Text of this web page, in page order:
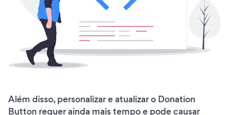
Além disso, personalizar e atualizar o Donation
Button requer ainda mais tempo e pode causar